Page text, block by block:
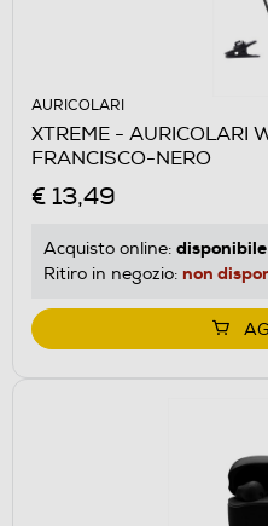
AURICOLARI
XTREME - AURICOLARI
FRANCISCO-NERO
€ 13,49
Acquisto online: disponibile
Ritiro in negozio: non